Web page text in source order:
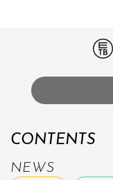
CONTENTS
NEWS